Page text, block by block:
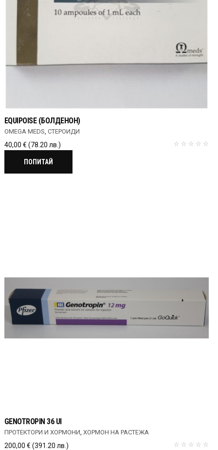
EQUIPOISE (БОЛДЕНОН)
OMEGA MEDS СТЕРОИДИ
40,00 € (78.20 лв.)
ПОПИТАЙ
GENOTROPIN 36 UI
ПРОТЕКТОРИ И ХОРМОНИ ХОРМОН НА РАСТЕЖА
200,00 € (391.20 лв.)